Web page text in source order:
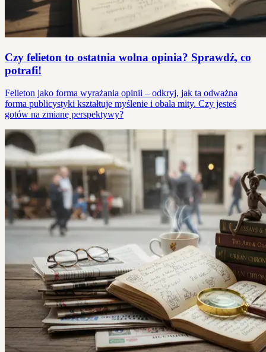
Czy felieton to ostatnia wolna opinia? Sprawdź, co
potrafi!
Felieton jako forma wyrażania opinii – odkryj, jak ta odważna
forma publicystyki kształtuje myślenie i obala mity. Czy jesteś
gotów na zmianę perspektywy?